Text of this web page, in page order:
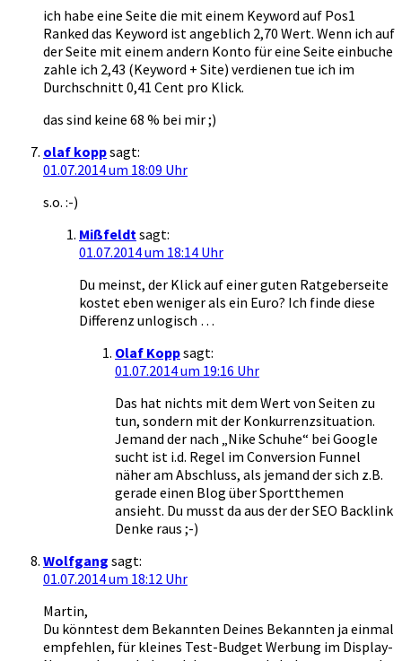
ich habe eine Seite die mit einem Keyword auf Pos1
Ranked das Keyword ist angeblich 2,70 Wert. Wenn ich auf
der Seite mit einem andern Konto für eine Seite einbuche
zahle ich 2,43 (Keyword + Site) verdienen tue ich im
Durchschnitt 0,41 Cent pro Klick.
das sind keine 68 % bei mir ;)
olaf koppsagt:
01.07.2014 um 18:09 Uhr
s.o. :-)
Mißfeldtsagt:
01.07.2014 um 18:14 Uhr
Du meinst, der Klick auf einer guten Ratgeberseite
kostet eben weniger als ein Euro? Ich finde diese
Differenz unlogisch …
Olaf Koppsagt:
01.07.2014 um 19:16 Uhr
Das hat nichts mit dem Wert von Seiten zu
tun, sondern mit der Konkurrenzsituation.
Jemand der nach „Nike Schuhe“ bei Google
sucht ist i.d. Regel im Conversion Funnel
näher am Abschluss, als jemand der sich z.B.
gerade einen Blog über Sportthemen
ansieht. Du musst da aus der der SEO Backlink
Denke raus ;-)
Wolfgang sagt:
01.07.2014 um 18:12 Uhr
Martin,
Du könntest dem Bekannten Deines Bekannten ja einmal
empfehlen, für kleines Test-Budget Werbung im Display-